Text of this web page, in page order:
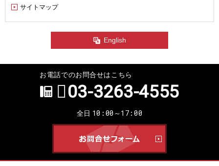
サイトマップ
English
お電話でのお問合せはこちら
03-3263-4555
全日 10:00～17:00